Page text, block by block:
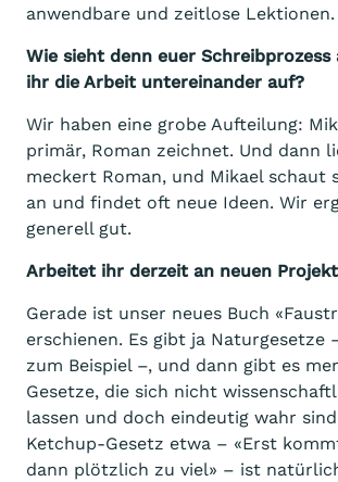
anwendbare und zeitlose Lektionen.
Wie sieht denn euer
ihr die Arbeit untereinander auf?
Wir haben eine grobe Aufteilung:
primär, Roman zeichnet. Und dann
meckert Roman, und Mikael schaut
an und findet oft neue Ideen. Wir
generell gut.
Arbeitet ihr derzeit an neuen
Gerade ist unser neues Buch
erschienen. Es gibt ja Naturgesetze
zum Beispiel –, und dann gibt es
Gesetze, die sich nicht
lassen und doch eindeutig wahr
Ketchup-Gesetz etwa – «Erst
dann plötzlich zu viel» – ist